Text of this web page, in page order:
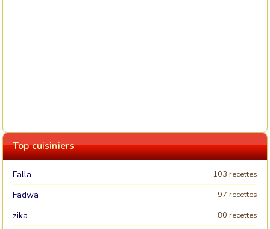
Top cuisiniers
Falla 103 recettes
Fadwa 97 recettes
zika 80 recettes